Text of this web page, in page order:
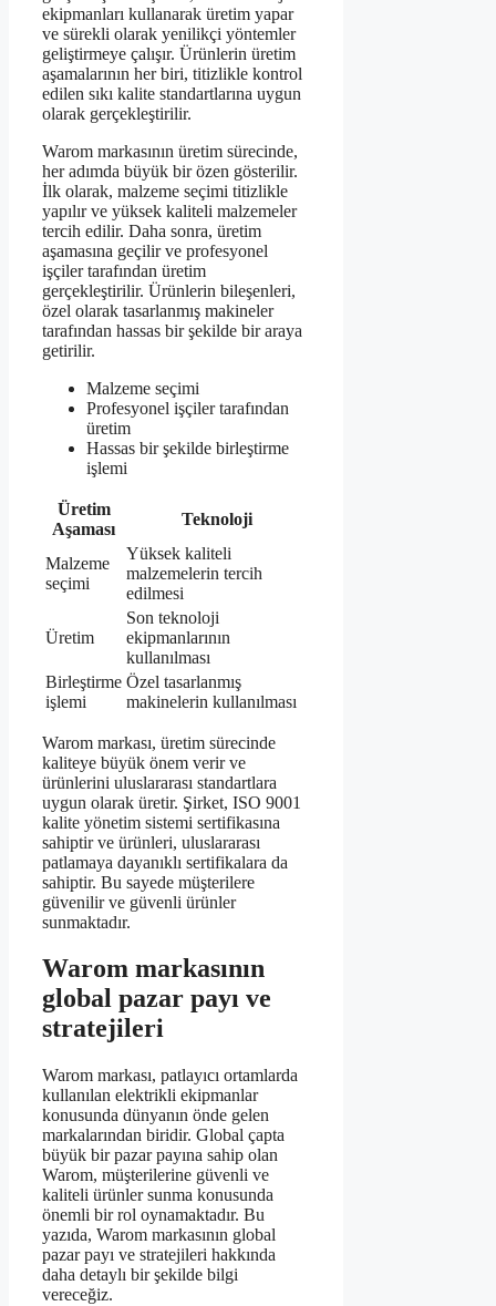
ekipmanları kullanarak üretim yapar
ve sürekli olarak yenilikçi yöntemler
geliştirmeye çalışır. Ürünlerin üretim
aşamalarının her biri, titizlikle kontrol
edilen sıkı kalite standartlarına uygun
olarak gerçekleştirilir.
Warom markasının üretim sürecinde,
her adımda büyük bir özen gösterilir.
İlk olarak, malzeme seçimi titizlikle
yapılır ve yüksek kaliteli malzemeler
tercih edilir. Daha sonra, üretim
aşamasına geçilir ve profesyonel
işçiler tarafından üretim
gerçekleştirilir. Ürünlerin bileşenleri,
özel olarak tasarlanmış makineler
tarafından hassas bir şekilde bir araya
getirilir.
Malzeme seçimi
Profesyonel işçiler tarafından
üretim
Hassas bir şekilde birleştirme
işlemi
Üretim
Aşaması
Teknoloji
Malzeme
seçimi
Yüksek kaliteli
malzemelerin tercih
edilmesi
Üretim
Son teknoloji
ekipmanlarının
kullanılması
Birleştirme
işlemi
Özel tasarlanmış
makinelerin kullanılması
Warom markası, üretim sürecinde
kaliteye büyük önem verir ve
ürünlerini uluslararası standartlara
uygun olarak üretir. Şirket, ISO 9001
kalite yönetim sistemi sertifikasına
sahiptir ve ürünleri, uluslararası
patlamaya dayanıklı sertifikalara da
sahiptir. Bu sayede müşterilere
güvenilir ve güvenli ürünler
sunmaktadır.
Warom markasının
global pazar payı ve
stratejileri
Warom markası, patlayıcı ortamlarda
kullanılan elektrikli ekipmanlar
konusunda dünyanın önde gelen
markalarından biridir. Global çapta
büyük bir pazar payına sahip olan
Warom, müşterilerine güvenli ve
kaliteli ürünler sunma konusunda
önemli bir rol oynamaktadır. Bu
yazıda, Warom markasının global
pazar payı ve stratejileri hakkında
daha detaylı bir şekilde bilgi
vereceğiz.